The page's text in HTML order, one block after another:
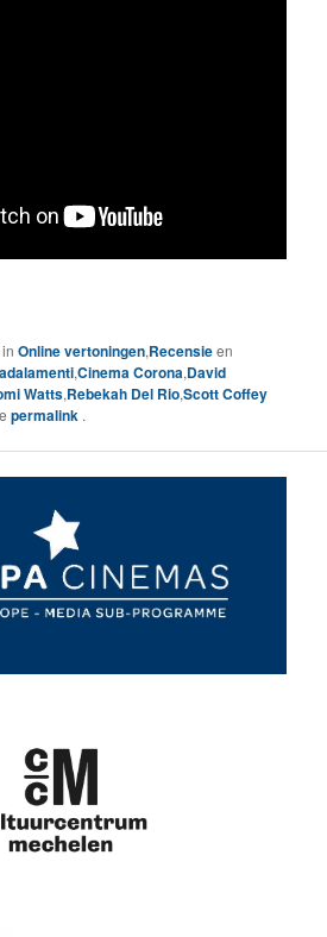
inOnline vertoningen,Recensieen
,Cinema Corona,David
Watts,Rebekah Del Rio,Scott Coffey
permalink .